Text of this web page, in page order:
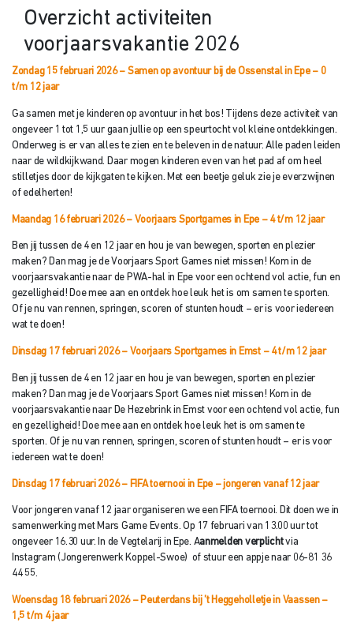
Overzicht activiteiten
voorjaarsvakantie 2026
Zondag 15 februari 2026 – Samen op avontuur bij de Ossenstal in Epe – 0
t/m 12 jaar
Ga samen met je kinderen op avontuur in het bos! Tijdens deze activiteit van
ongeveer 1 tot 1,5 uur gaan jullie op een speurtocht vol kleine ontdekkingen.
Onderweg is er van alles te zien en te beleven in de natuur. Alle paden leiden
naar de wildkijkwand. Daar mogen kinderen even van het pad af om heel
stilletjes door de kijkgaten te kijken. Met een beetje geluk zie je everzwijnen
of edelherten!
Maandag 16 februari 2026 – Voorjaars Sportgames in Epe – 4 t/m 12 jaar
Ben jij tussen de 4 en 12 jaar en hou je van bewegen, sporten en plezier
maken? Dan mag je de Voorjaars Sport Games niet missen! Kom in de
voorjaarsvakantie naar de PWA-hal in Epe voor een ochtend vol actie, fun en
gezelligheid! Doe mee aan en ontdek hoe leuk het is om samen te sporten.
Of je nu van rennen, springen, scoren of stunten houdt – er is voor iedereen
wat te doen!
Dinsdag 17 februari 2026 – Voorjaars Sportgames in Emst – 4 t/m 12 jaar
Ben jij tussen de 4 en 12 jaar en hou je van bewegen, sporten en plezier
maken? Dan mag je de Voorjaars Sport Games niet missen! Kom in de
voorjaarsvakantie naar De Hezebrink in Emst voor een ochtend vol actie, fun
en gezelligheid! Doe mee aan en ontdek hoe leuk het is om samen te
sporten. Of je nu van rennen, springen, scoren of stunten houdt – er is voor
iedereen wat te doen!
Dinsdag 17 februari 2026 – FIFA toernooi in Epe – jongeren vanaf 12 jaar
Voor jongeren vanaf 12 jaar organiseren we een FIFA toernooi. Dit doen we in
samenwerking met Mars Game Events. Op 17 februari van 13.00 uur tot
ongeveer 16.30 uur. In de Vegtelarij in Epe. Aanmelden verplichtvia
Instagram (Jongerenwerk Koppel-Swoe) of stuur een appje naar 06-81 36
44 55.
Woensdag 18 februari 2026 – Peuterdans bij ’t Heggeholletje in Vaassen –
1,5 t/m 4 jaar